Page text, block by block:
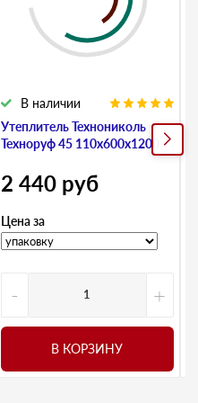
Утеплитель Технониколь
Техноруф 45 110х600х1200
В наличии
2 440 руб
Цена за
- +
В КОРЗИНУ